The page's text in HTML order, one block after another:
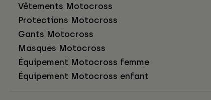
Vêtements Motocross
Protections Motocross
Gants Motocross
Masques Motocross
Équipement Motocross femme
Équipement Motocross enfant